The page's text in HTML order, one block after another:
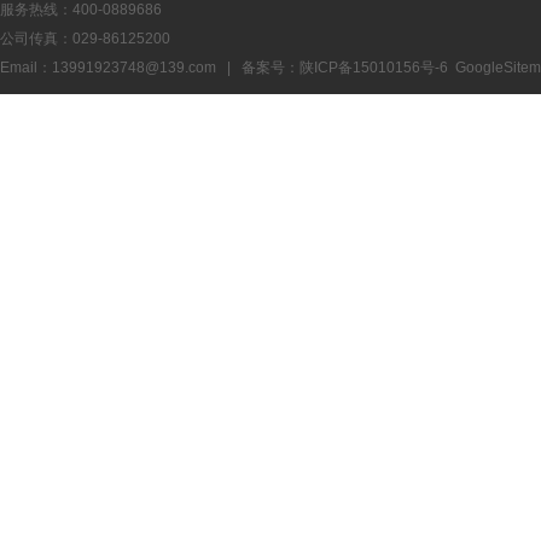
服务热线：400-0889686
公司传真：029-86125200
Email：13991923748@139.com | 备案号： 陕ICP备15010156号-6